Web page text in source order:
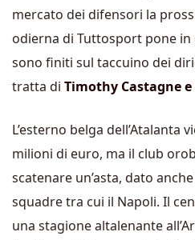
mercato dei difensori la
odierna di Tuttosport pone
sono finiti sul taccuino dei
tratta di Timothy Castagne
L’esterno belga dell’Atalanta
milioni di euro, ma il club
scatenare un’asta, dato
squadre tra cui il Napoli. Il
una stagione altalenante